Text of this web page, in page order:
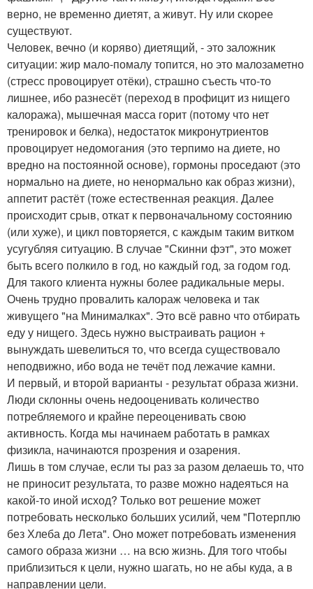
верно, не временно диетят, а живут. Ну или скорее
существуют.
Человек, вечно (и коряво) диетящий, - это заложник
ситуации: жир мало-помалу топится, но это малозаметно
(стресс провоцирует отёки), страшно съесть что-то
лишнее, ибо разнесёт (переход в профицит из нищего
калоража), мышечная масса горит (потому что нет
тренировок и белка), недостаток микронутриентов
провоцирует недомогания (это терпимо на диете, но
вредно на постоянной основе), гормоны проседают (это
нормально на диете, но ненормально как образ жизни),
аппетит растёт (тоже естественная реакция. Далее
происходит срыв, откат к первоначальному состоянию
(или хуже), и цикл повторяется, с каждым таким витком
усугубляя ситуацию. В случае "Скинни фэт", это может
быть всего полкило в год, но каждый год, за годом год.
Для такого клиента нужны более радикальные меры.
Очень трудно провалить калораж человека и так
живущего "на Минималках". Это всё равно что отбирать
еду у нищего. Здесь нужно выстраивать рацион +
вынуждать шевелиться то, что всегда существовало
неподвижно, ибо вода не течёт под лежачие камни.
И первый, и второй варианты - результат образа жизни.
Люди склонны очень недооценивать количество
потребляемого и крайне переоценивать свою
активность. Когда мы начинаем работать в рамках
физикла, начинаются прозрения и озарения.
Лишь в том случае, если ты раз за разом делаешь то, что
не приносит результата, то разве можно надеяться на
какой-то иной исход? Только вот решение может
потребовать несколько больших усилий, чем "Потерплю
без Хлеба до Лета". Оно может потребовать изменения
самого образа жизни … на всю жизнь. Для того чтобы
приблизиться к цели, нужно шагать, но не абы куда, а в
направлении цели.